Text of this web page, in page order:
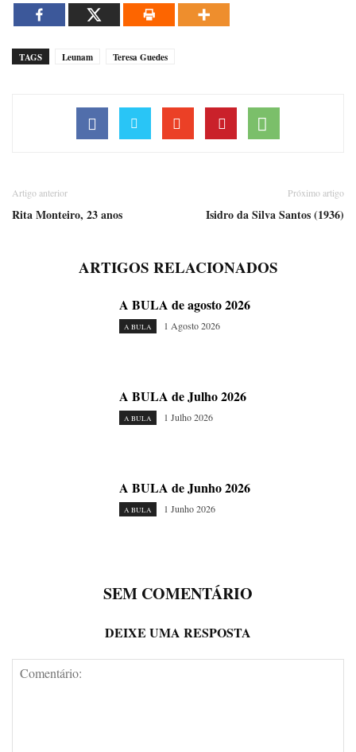
TAGS Leunam Teresa Guedes
Artigo anterior
Rita Monteiro, 23 anos
Próximo artigo
Isidro da Silva Santos (1936)
ARTIGOS RELACIONADOS
A BULA de agosto 2026
A BULA 1 Agosto 2026
A BULA de Julho 2026
A BULA 1 Julho 2026
A BULA de Junho 2026
A BULA 1 Junho 2026
SEM COMENTÁRIO
DEIXE UMA RESPOSTA